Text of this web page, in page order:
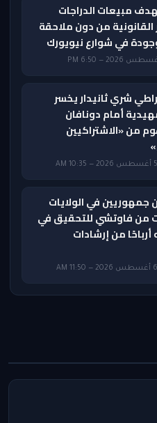
مبيعات الدراجات
القانونية من دون ملاحقة
في شوارع نيويورك
شري ثانيدار يخسر
أمام دونافان
من «الاشتراكيين
جمهوريين في الولايات
من فاوتشي للتحقيق في
من إرشادات